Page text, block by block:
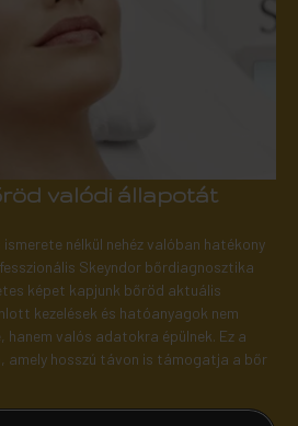
valódi állapotát
nélkül nehéz valóban hatékony
Skeyndor bőrdiagnosztika
képet kapjunk bőröd aktuális
kezelések és hatóanyagok nem
valós adatokra épülnek. Ez a
hosszú távon is támogatja a bőr